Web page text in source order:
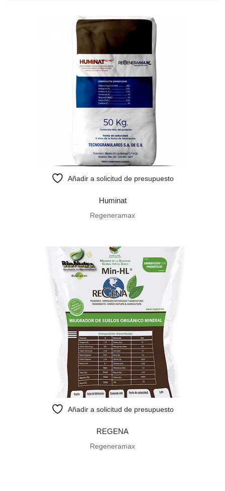
Añadir a solicitud de presupuesto
Huminat
Regeneramax
Añadir a solicitud de presupuesto
REGENA
Regeneramax